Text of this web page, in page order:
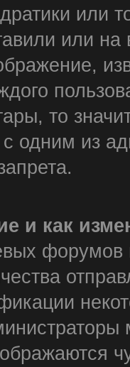
или
или
то
одним из
и как
форумов